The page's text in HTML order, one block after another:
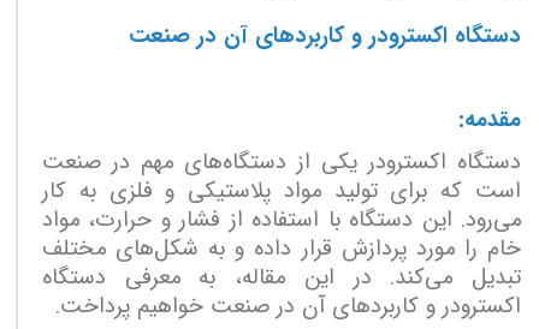
دستگاه اکسترودر و کاربردهای آن در صنعت
مقدمه:
دستگاه اکسترودر یکی از دستگاه‌های مهم در صنعت
است که برای تولید مواد پلاستیکی و فلزی به کار
می‌رود. این دستگاه با استفاده از فشار و حرارت، مواد
خام را مورد پردازش قرار داده و به شکل‌های مختلف
تبدیل می‌کند. در این مقاله، به معرفی دستگاه
اکسترودر و کاربردهای آن در صنعت خواهیم پرداخت.